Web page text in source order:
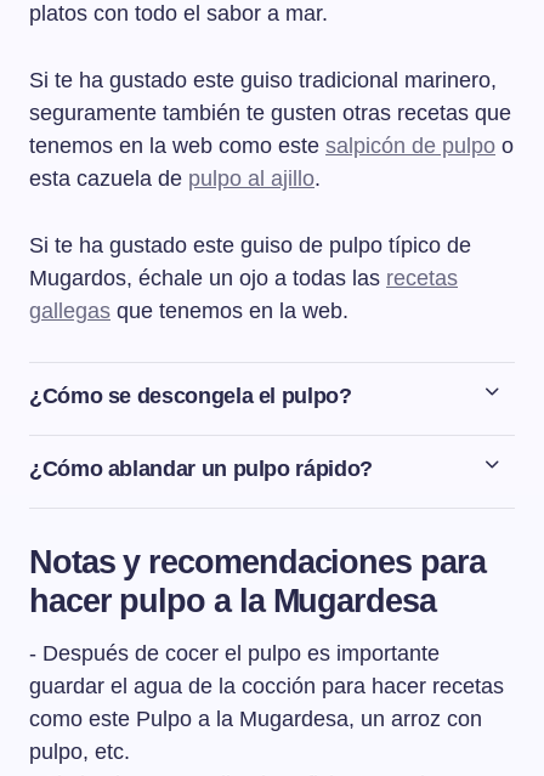
platos con todo el sabor a mar.
Si te ha gustado este guiso tradicional marinero,
seguramente también te gusten otras recetas que
tenemos en la web como este salpicón de pulpo o
esta cazuela de pulpo al ajillo.
Si te ha gustado este guiso de pulpo típico de
Mugardos, échale un ojo a todas las recetas
gallegas que tenemos en la web.
¿Cómo se descongela el pulpo?
Para descongelar el pulpo, lo sacaremos del congelador
con 24 horas de antelación y lo dejaremos descongelar
debajo, para que no esté en contacto con el agua de la
congelación.
¿Cómo ablandar un pulpo rápido?
Para cocinar el pulpo y que nos quede tierno hace falta
durante 2 o 3 días. Si no disponemos de ese tiempo
para congelarlo, la única opción sería hacerlo como se
hacía antiguamente, golpeándolo contra una superficie
dura durante unos minutos. Lo que en Galicia se conoce
como mazar el pulpo. Existe una tradición marinera que
dice que hay que mazarlo 33 veces para que quede
tierno.
Notas y recomendaciones para
hacer pulpo a la Mugardesa
- Después de cocer el pulpo es importante
guardar el agua de la cocción para hacer recetas
como este Pulpo a la Mugardesa, un arroz con
pulpo, etc.